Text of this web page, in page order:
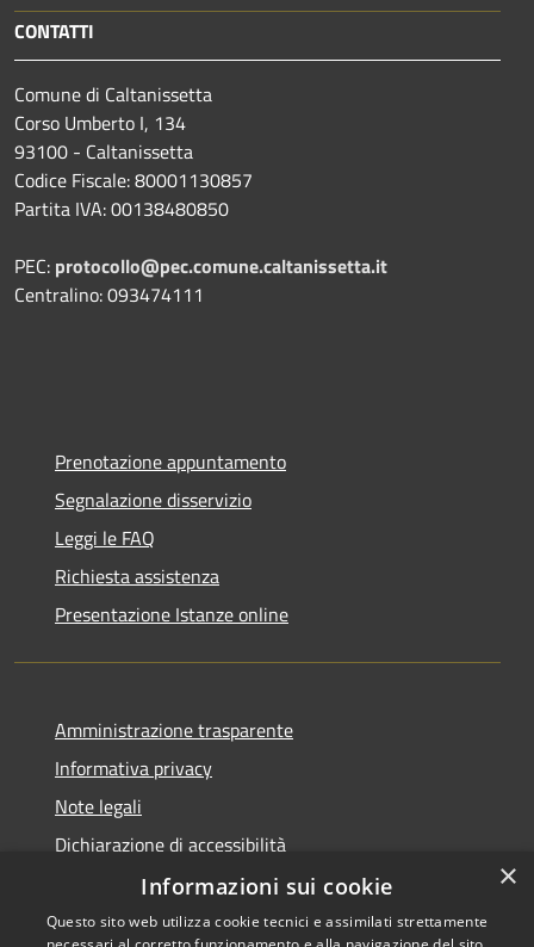
CONTATTI
Comune di Caltanissetta
Corso Umberto I, 134
93100 - Caltanissetta
Codice Fiscale: 80001130857
Partita IVA: 00138480850
PEC: protocollo@pec.comune.caltanissetta.it
Centralino: 093474111
Prenotazione appuntamento
Segnalazione disservizio
Leggi le FAQ
Richiesta assistenza
Presentazione Istanze online
Amministrazione trasparente
Informativa privacy
Note legali
Dichiarazione di accessibilità
×
Informazioni sui cookie
Questo sito web utilizza cookie tecnici e assimilati strettamente